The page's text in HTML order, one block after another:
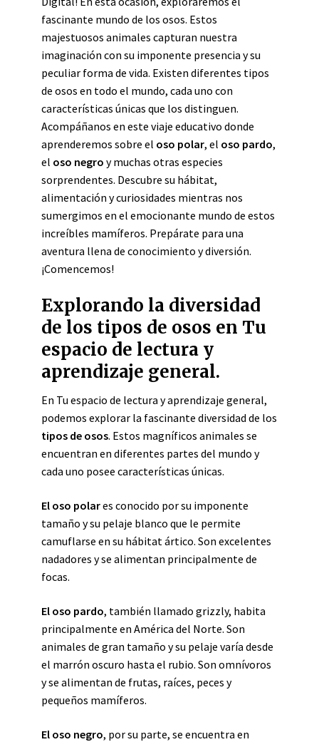
fascinante mundo de los osos. Estos
majestuosos animales capturan nuestra
imaginación con su imponente presencia y su
peculiar forma de vida. Existen diferentes tipos
de osos en todo el mundo, cada uno con
características únicas que los distinguen.
Acompáñanos en este viaje educativo donde
aprenderemos sobre el oso polar, el oso pardo,
el oso negro y muchas otras especies
sorprendentes. Descubre su hábitat,
alimentación y curiosidades mientras nos
sumergimos en el emocionante mundo de estos
increíbles mamíferos. Prepárate para una
aventura llena de conocimiento y diversión.
¡Comencemos!
Explorando la diversidad
de los tipos de osos en Tu
espacio de lectura y
aprendizaje general.
En Tu espacio de lectura y aprendizaje general,
podemos explorar la fascinante diversidad de los
tipos de osos. Estos magníficos animales se
encuentran en diferentes partes del mundo y
cada uno posee características únicas.
El oso polares conocido por su imponente
tamaño y su pelaje blanco que le permite
camuflarse en su hábitat ártico. Son excelentes
nadadores y se alimentan principalmente de
focas.
El oso pardo, también llamado grizzly, habita
principalmente en América del Norte. Son
animales de gran tamaño y su pelaje varía desde
el marrón oscuro hasta el rubio. Son omnívoros
y se alimentan de frutas, raíces, peces y
pequeños mamíferos.
El oso negro, por su parte, se encuentra en